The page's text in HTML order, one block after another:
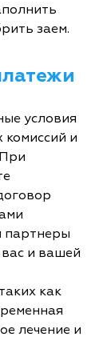
заем.
условия
и
партнеры
и вашей
как
лечение и